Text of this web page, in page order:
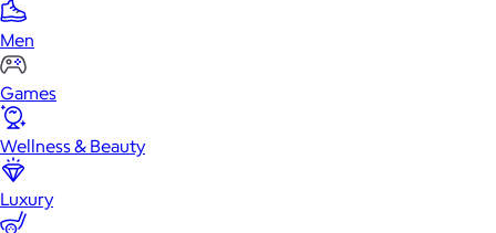
Men
Games
Wellness & Beauty
Luxury